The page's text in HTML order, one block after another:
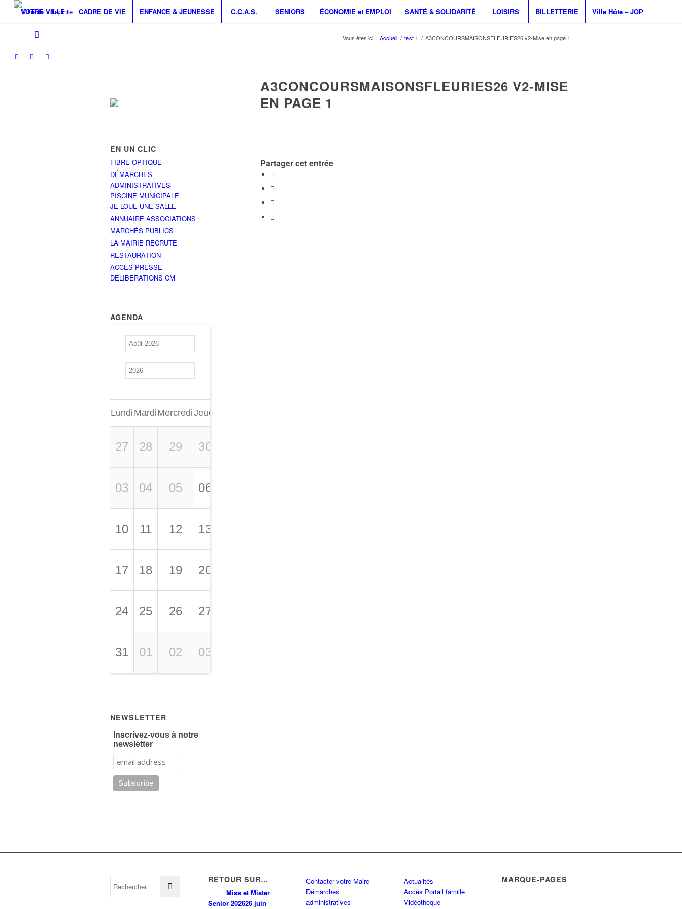
VOTRE VILLE CADRE DE VIE ENFANCE & JEUNESSE C.C.A.S. SENIORS ÉCONOMIE et EMPLOI SANTÉ & SOLIDARITÉ LOISIRS BILLETTERIE Ville Hôte – JOP
Vous êtes ici : Accueil / test 1 / A3CONCOURSMAISONSFLEURIES26 v2-Mise en page 1
A3CONCOURSMAISONSFLEURIES26 V2-MISE
EN PAGE 1
Partager cet entrée
EN UN CLIC
FIBRE OPTIQUE
DÉMARCHES
ADMINISTRATIVES
PISCINE MUNICIPALE
JE LOUE UNE SALLE
ANNUAIRE ASSOCIATIONS
MARCHÉS PUBLICS
LA MAIRIE RECRUTE
RESTAURATION
ACCÈS PRESSE
DELIBERATIONS CM
AGENDA
Lundi MardiMercrediJeudi
27 28 29 30
03 04 05 06
10 11 12 13
17 18 19 20
24 25 26 27
31 01 02 03
NEWSLETTER
Inscrivez-vous à notre
newsletter
RETOUR SUR…
Miss et Mister
Senior 202626 juin
Contacter votre Maire
Démarches
administratives
Actualités
Accès Portail famille
Vidéothèque
MARQUE-PAGES